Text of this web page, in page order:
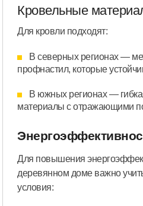
Кровельные
Для кровли подходят:
В северных регионах —
профнастил, которые
В южных регионах —
материалы с отражающими
Для повышения
деревянном доме важно
условия: